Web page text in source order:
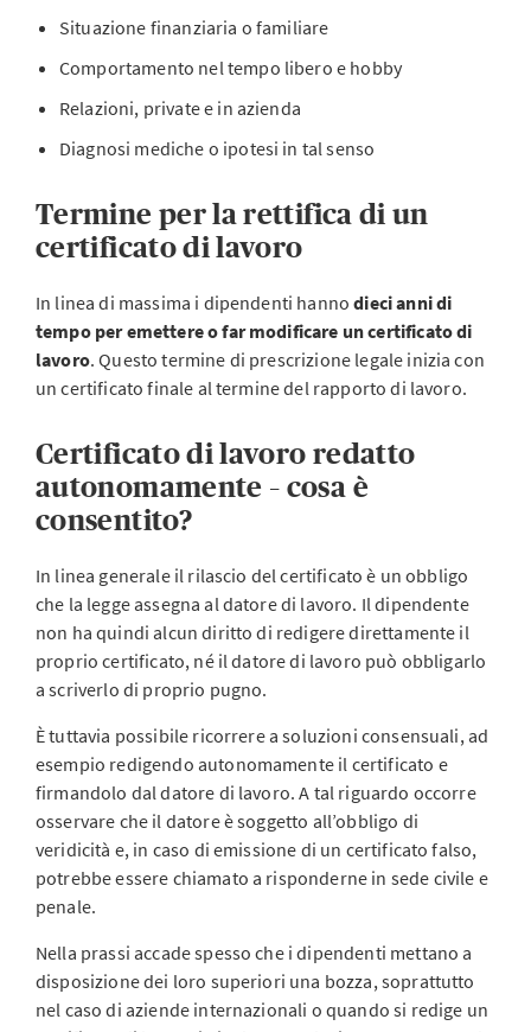
Situazione finanziaria o familiare
Comportamento nel tempo libero e hobby
Relazioni, private e in azienda
Diagnosi mediche o ipotesi in tal senso
Termine per la rettifica di un
certificato di lavoro
In linea di massima i dipendenti hannodieci anni di
tempo per emettere o far modificare un certificato di
lavoro. Questo termine di prescrizione legale inizia con
un certificato finale al termine del rapporto di lavoro.
Certificato di lavoro redatto
autonomamente – cosa è
consentito?
In linea generale il rilascio del certificato è un obbligo
che la legge assegna al datore di lavoro. Il dipendente
non ha quindi alcun diritto di redigere direttamente il
proprio certificato, né il datore di lavoro può obbligarlo
a scriverlo di proprio pugno.
È tuttavia possibile ricorrere a soluzioni consensuali, ad
esempio redigendo autonomamente il certificato e
firmandolo dal datore di lavoro. A tal riguardo occorre
osservare che il datore è soggetto all’obbligo di
veridicità e, in caso di emissione di un certificato falso,
potrebbe essere chiamato a risponderne in sede civile e
penale.
Nella prassi accade spesso che i dipendenti mettano a
disposizione dei loro superiori una bozza, soprattutto
nel caso di aziende internazionali o quando si redige un